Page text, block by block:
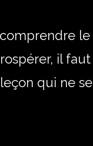
le
il faut
qui ne se